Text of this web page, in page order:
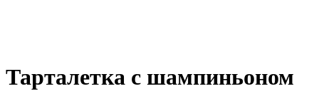
Тарталетка с шампиньоном